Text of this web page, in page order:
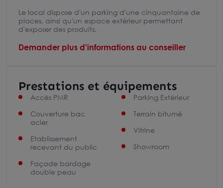
Le local dispose d'un parking d'une cinquantaine de
places, ainsi qu'un espace extérieur permettant
d'exposer des produits.
Demander plus d'informations au conseiller
Prestations et équipements
Accès PMR
Couverture bac
acier
Etablissement
recevant du public
Façade bardage
double peau
Parking Extérieur
Terrain bitumé
Vitrine
Showroom